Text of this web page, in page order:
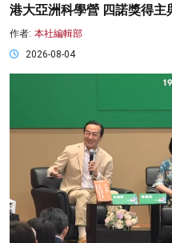
港大亞洲科學營 四諾獎得主
作者: 本社編輯部
2026-08-04